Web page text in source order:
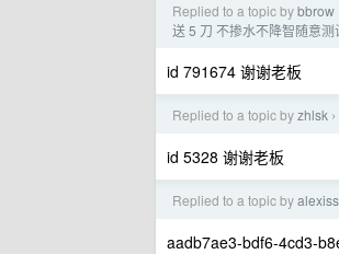
Replied to a topic bybbrow
送 5 刀 不掺水不降智随意测
id 791674 谢谢老板
Replied to a topic byzhlsk ›
id 5328 谢谢老板
Replied to a topic by
aadb7ae3-bdf6-4cd3-